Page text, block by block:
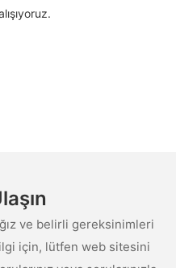
ve belirli gereksinimleri
için, lütfen web sitesini